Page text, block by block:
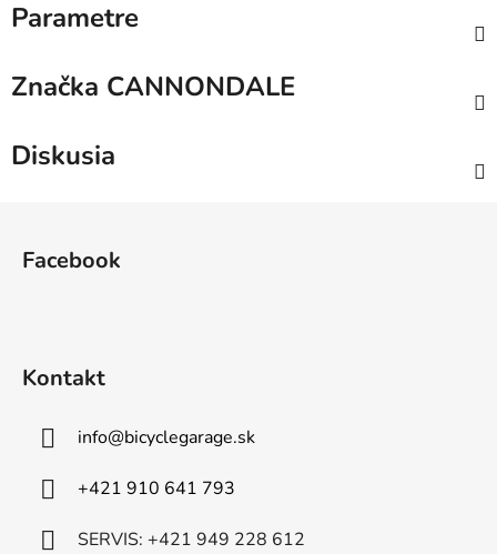
Parametre
Značka CANNONDALE
Diskusia
Facebook
Kontakt
info@bicyclegarage.sk
+421 910 641 793
SERVIS: +421 949 228 612